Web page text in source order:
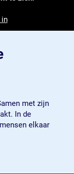
met zijn
In de
elkaar